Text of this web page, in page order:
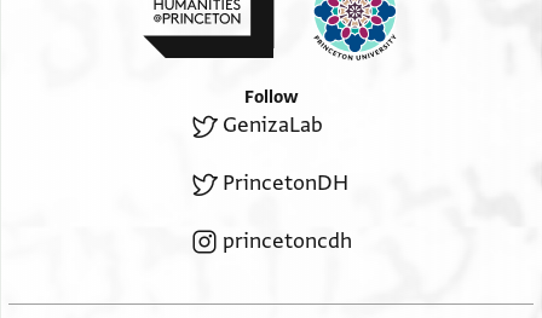
Follow
GenizaLab
PrincetonDH
princetoncdh